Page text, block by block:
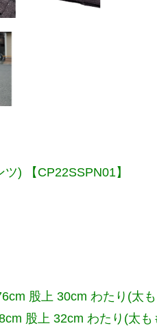
) 【CP22SSPN01】
股上 30cm わたり(太
股上 32cm わたり(太も